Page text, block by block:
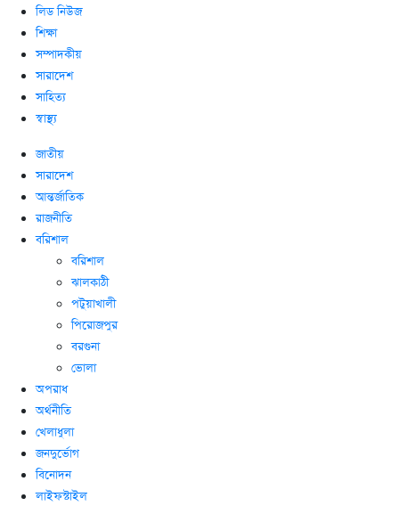
লিড নিউজ
শিক্ষা
সম্পাদকীয়
সারাদেশ
সাহিত্য
স্বাস্থ্য
জাতীয়
সারাদেশ
আন্তর্জাতিক
রাজনীতি
বরিশাল
বরিশাল
ঝালকাঠী
পটুয়াখালী
পিরোজপুর
বরগুনা
ভোলা
অপরাধ
অর্থনীতি
খেলাধুলা
জনদুর্ভোগ
বিনোদন
লাইফস্টাইল